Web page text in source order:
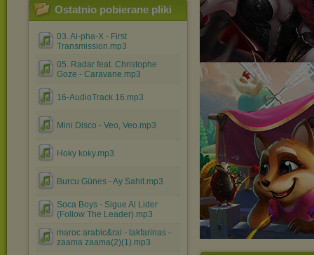
Ostatnio pobierane pliki
03. Al-pha-X - First
Transmission.mp3
05. Radar feat. Christophe
Goze - Caravane.mp3
16-AudioTrack 16.mp3
Mini Disco - Veo, Veo.mp3
Hoky koky.mp3
Burcu Günes - Ay Sahit.mp3
Soca Boys - Sigue Al Lider
(Follow The Leader).mp3
maroc arabic&rai - takfarinas -
zaama zaama(2)(1).mp3